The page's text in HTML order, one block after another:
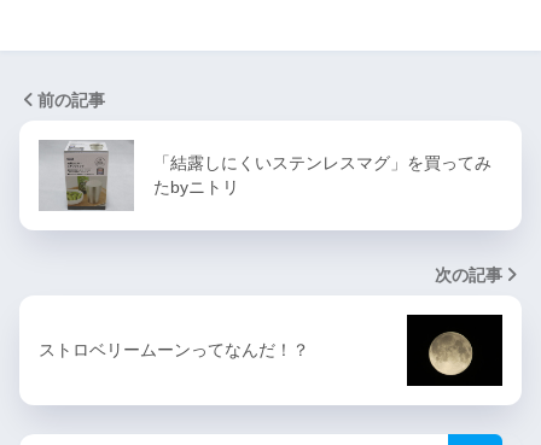
前の記事
「結露しにくいステンレスマグ」を買ってみ
たbyニトリ
次の記事
ストロベリームーンってなんだ！？